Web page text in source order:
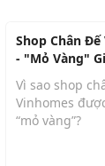
Shop Chân
- "Mỏ Vàng"
Khu Đô Thị
Vì sao shop
Vinhomes
“mỏ vàng”?​